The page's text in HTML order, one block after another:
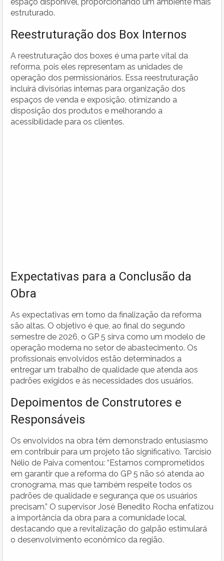
estruturado.
Reestruturação dos Box Internos
A reestruturação dos boxes é uma parte vital da
reforma, pois eles representam as unidades de
operação dos permissionários. Essa reestruturação
incluirá divisórias internas para organização dos
espaços de venda e exposição, otimizando a
disposição dos produtos e melhorando a
acessibilidade para os clientes.
Expectativas para a Conclusão da
Obra
As expectativas em torno da finalização da reforma
são altas. O objetivo é que, ao final do segundo
semestre de 2026, o GP 5 sirva como um modelo de
operação moderna no setor de abastecimento. Os
profissionais envolvidos estão determinados a
entregar um trabalho de qualidade que atenda aos
padrões exigidos e às necessidades dos usuários.
Depoimentos de Construtores e
Responsáveis
Os envolvidos na obra têm demonstrado entusiasmo
em contribuir para um projeto tão significativo. Tarcísio
Nélio de Paiva comentou: “Estamos comprometidos
em garantir que a reforma do GP 5 não só atenda ao
cronograma, mas que também respeite todos os
padrões de qualidade e segurança que os usuários
precisam.” O supervisor José Benedito Rocha enfatizou
a importância da obra para a comunidade local,
destacando que a revitalização do galpão estimulará
o desenvolvimento econômico da região.